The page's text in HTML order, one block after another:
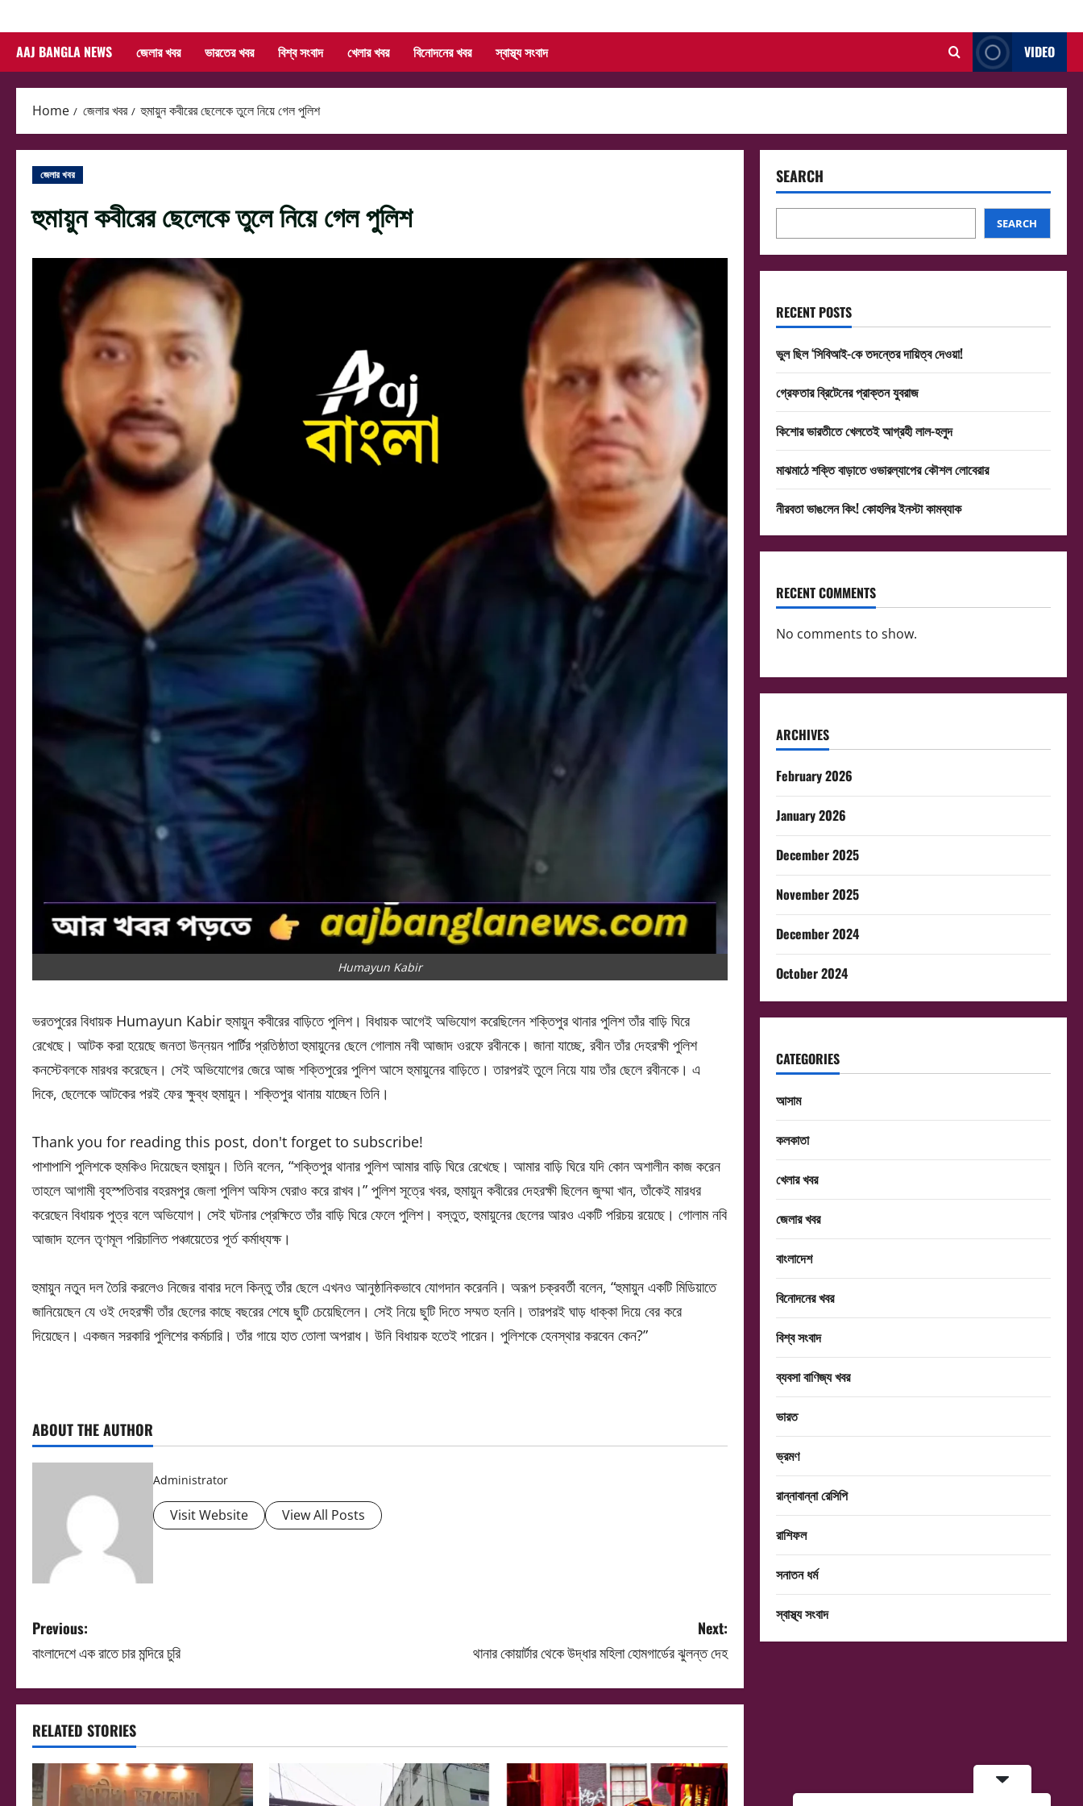
to
content
AAJ BANGLA NEWS জেলার খবর ভারতের খবর বিশ্ব সংবাদ খেলার খবর বিনোদনের খবর স্বাস্থ্য সংবাদ VIDEO
Home জেলার খবর হুমায়ুন কবীরের ছেলেকে তুলে নিয়ে গেল পুলিশ
জেলার খবর
হুমায়ুন কবীরের ছেলেকে তুলে নিয়ে গেল পুলিশ
Humayun Kabir
ভরতপুরের বিধায়ক Humayun Kabir হুমায়ুন কবীরের বাড়িতে পুলিশ। বিধায়ক আগেই অভিযোগ করেছিলেন শক্তিপুর থানার পুলিশ তাঁর বাড়ি ঘিরে
রেখেছে। আটক করা হয়েছে জনতা উন্নয়ন পার্টির প্রতিষ্ঠাতা হুমায়ুনের ছেলে গোলাম নবী আজাদ ওরফে রবীনকে। জানা যাচ্ছে, রবীন তাঁর দেহরক্ষী পুলিশ
কনস্টেবলকে মারধর করেছেন। সেই অভিযোগের জেরে আজ শক্তিপুরের পুলিশ আসে হুমায়ুনের বাড়িতে। তারপরই তুলে নিয়ে যায় তাঁর ছেলে রবীনকে। এ
দিকে, ছেলেকে আটকের পরই ফের ক্ষুব্ধ হুমায়ুন। শক্তিপুর থানায় যাচ্ছেন তিনি।
Thank you for reading this post, don't forget to subscribe!
পাশাপাশি পুলিশকে হুমকিও দিয়েছেন হুমায়ুন। তিনি বলেন, “শক্তিপুর থানার পুলিশ আমার বাড়ি ঘিরে রেখেছে। আমার বাড়ি ঘিরে যদি কোন অশালীন কাজ করেন
তাহলে আগামী বৃহস্পতিবার বহরমপুর জেলা পুলিশ অফিস ঘেরাও করে রাখব।” পুলিশ সূত্রে খবর, হুমায়ুন কবীরের দেহরক্ষী ছিলেন জুম্মা খান, তাঁকেই মারধর
করেছেন বিধায়ক পুত্র বলে অভিযোগ। সেই ঘটনার প্রেক্ষিতে তাঁর বাড়ি ঘিরে ফেলে পুলিশ। বস্তুত, হুমায়ুনের ছেলের আরও একটি পরিচয় রয়েছে। গোলাম নবি
আজাদ হলেন তৃণমূল পরিচালিত পঞ্চায়েতের পূর্ত কর্মাধ্যক্ষ।
হুমায়ুন নতুন দল তৈরি করলেও নিজের বাবার দলে কিন্তু তাঁর ছেলে এখনও আনুষ্ঠানিকভাবে যোগদান করেননি। অরূপ চক্রবর্তী বলেন, “হুমায়ুন একটি মিডিয়াতে
জানিয়েছেন যে ওই দেহরক্ষী তাঁর ছেলের কাছে বছরের শেষে ছুটি চেয়েছিলেন। সেই নিয়ে ছুটি দিতে সম্মত হননি। তারপরই ঘাড় ধাক্কা দিয়ে বের করে
দিয়েছেন। একজন সরকারি পুলিশের কর্মচারি। তাঁর গায়ে হাত তোলা অপরাধ। উনি বিধায়ক হতেই পারেন। পুলিশকে হেনস্থার করবেন কেন?”
ABOUT THE AUTHOR
Administrator
Visit Website View All Posts
P
o
s
t
n
Previous:
বাংলাদেশে এক রাতে চার মন্দিরে চুরি
Next:
থানার কোয়ার্টার থেকে উদ্ধার মহিলা হোমগার্ডের ঝুলন্ত দেহ
RELATED STORIES
SEARCH
SEARCH
RECENT POSTS
ভুল ছিল ‘সিবিআই-কে তদন্তের দায়িত্ব দেওয়া!
গ্রেফতার ব্রিটেনের প্রাক্তন যুবরাজ
কিশোর ভারতীতে খেলতেই আগ্রহী লাল-হলুদ
মাঝমাঠে শক্তি বাড়াতে ওভারল্যাপের কৌশল লোবেরার
নীরবতা ভাঙলেন কিং! কোহলির ইনস্টা কামব্যাক
RECENT COMMENTS
No comments to show.
ARCHIVES
February 2026
January 2026
December 2025
November 2025
December 2024
October 2024
CATEGORIES
আসাম
কলকাতা
খেলার খবর
জেলার খবর
বাংলাদেশ
বিনোদনের খবর
বিশ্ব সংবাদ
ব্যবসা বাণিজ্য খবর
ভারত
ভ্রমণ
রান্নাবান্না রেসিপি
রাশিফল
সনাতন ধর্ম
স্বাস্থ্য সংবাদ